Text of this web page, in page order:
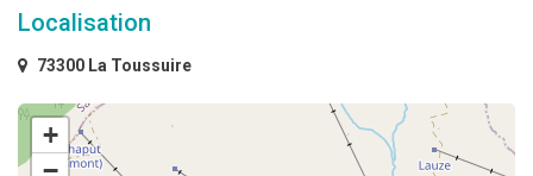
Localisation
73300 La Toussuire
+